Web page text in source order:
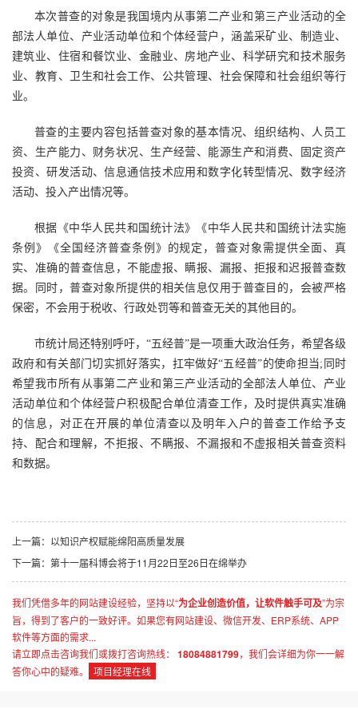
本次普查的对象是我国境内从事第二产业和第三产业活动的全
部法人单位、产业活动单位和个体经营户，涵盖采矿业、制造业、
建筑业、住宿和餐饮业、金融业、房地产业、科学研究和技术服务
业、教育、卫生和社会工作、公共管理、社会保障和社会组织等行
业。
普查的主要内容包括普查对象的基本情况、组织结构、人员工
资、生产能力、财务状况、生产经营、能源生产和消费、固定资产
投资、研发活动、信息通信技术应用和数字化转型情况、数字经济
活动、投入产出情况等。
根据《中华人民共和国统计法》《中华人民共和国统计法实施
条例》《全国经济普查条例》的规定，普查对象需提供全面、真
实、准确的普查信息，不能虚报、瞒报、漏报、拒报和迟报普查数
据。同时，普查对象所提供的相关信息仅用于普查目的，会被严格
保密，不会用于税收、行政处罚等和普查无关的其他目的。
市统计局还特别呼吁，“五经普”是一项重大政治任务，希望各级
政府和有关部门切实抓好落实，扛牢做好“五经普”的使命担当;同时
希望我市所有从事第二产业和第三产业活动的全部法人单位、产业
活动单位和个体经营户积极配合单位清查工作，及时提供真实准确
的信息，对正在开展的单位清查以及明年入户的普查工作给予支
持、配合和理解，不拒报、不瞒报、不漏报和不虚报相关普查资料
和数据。
上一篇：以知识产权赋能绵阳高质量发展
下一篇：第十一届科博会将于11月22日至26日在绵举办
我们凭借多年的网站建设经验，坚持以“为企业创造价值，让软件触手可及”为宗
旨，得到了客户的一致好评。如果您有网站建设、微信开发、ERP系统、APP
软件等方面的需求...
请立即点击咨询我们或拨打咨询热线：
18084881799，我们会详细为你一一解
答你心中的疑难。
项目经理在线